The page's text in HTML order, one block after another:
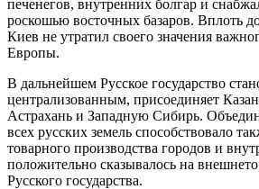
печенегов, внутренних болгар и
роскошью восточных базаров. Вплоть
Киев не утратил своего значения
Европы.
В дальнейшем Русское государство
централизованным, присоединяет
Астрахань и Западную Сибирь.
всех русских земель способствовало
товарного производства городов и
положительно сказывалось на
Русского государства.